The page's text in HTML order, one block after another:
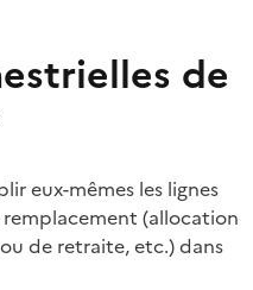
de
eux-mêmes les lignes
(allocation
de retraite, etc.) dans